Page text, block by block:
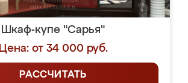
Шкаф-купе "Сарья"
Цена: от 34 000 руб.
РАССЧИТАТЬ